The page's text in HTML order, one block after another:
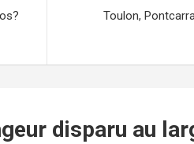
Toulon,
disparu au